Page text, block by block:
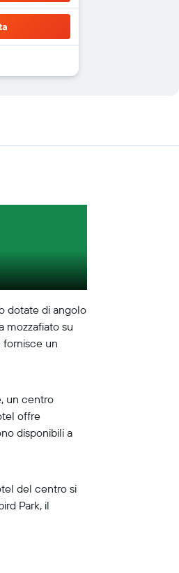
dotate di angolo
mozzafiato su
fornisce un
un centro
offre
disponibili a
del centro si
Park, il